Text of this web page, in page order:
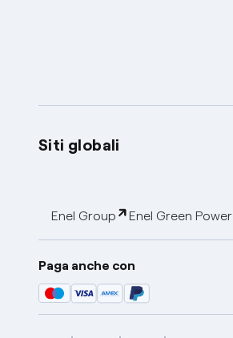
Siti globali
Enel Group Enel Green Power
Paga anche con